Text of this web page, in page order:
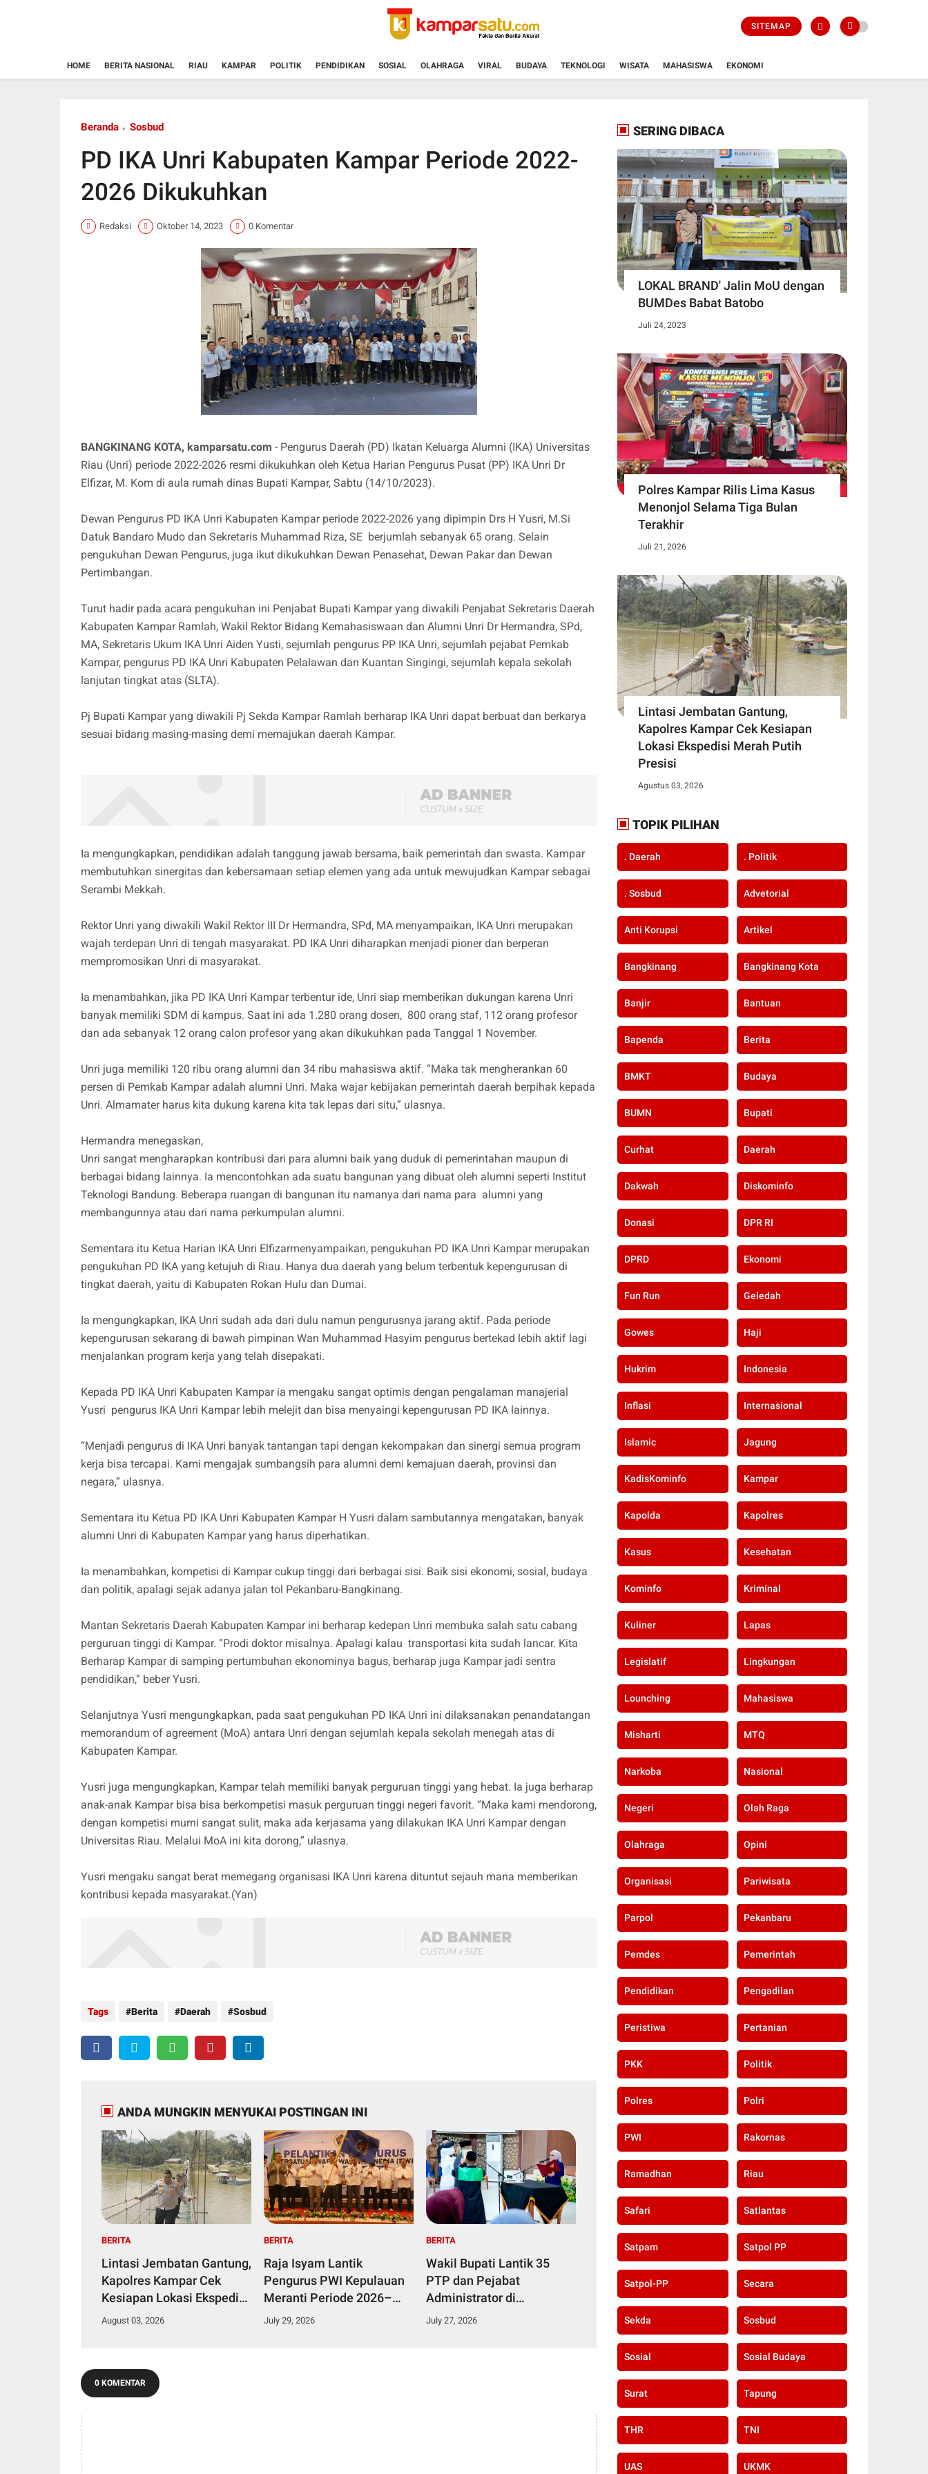
SITEMAP
HOME BERITA NASIONAL RIAU KAMPAR POLITIK PENDIDIKAN SOSIAL OLAHRAGA VIRAL BUDAYA TEKNOLOGI WISATA MAHASISWA EKONOMI
Beranda Sosbud
PD IKA Unri Kabupaten Kampar Periode 2022-
2026 Dikukuhkan
Redaksi Oktober 14, 2023 0 Komentar
BANGKINANG KOTA, kamparsatu.com - Pengurus Daerah (PD) Ikatan Keluarga Alumni (IKA) Universitas
Riau (Unri) periode 2022-2026 resmi dikukuhkan oleh Ketua Harian Pengurus Pusat (PP) IKA Unri Dr
Elfizar, M. Kom di aula rumah dinas Bupati Kampar, Sabtu (14/10/2023).
Dewan Pengurus PD IKA Unri Kabupaten Kampar periode 2022-2026 yang dipimpin Drs H Yusri, M.Si
Datuk Bandaro Mudo dan Sekretaris Muhammad Riza, SE berjumlah sebanyak 65 orang. Selain
pengukuhan Dewan Pengurus, juga ikut dikukuhkan Dewan Penasehat, Dewan Pakar dan Dewan
Pertimbangan.
Turut hadir pada acara pengukuhan ini Penjabat Bupati Kampar yang diwakili Penjabat Sekretaris Daerah
Kabupaten Kampar Ramlah, Wakil Rektor Bidang Kemahasiswaan dan Alumni Unri Dr Hermandra, SPd,
MA, Sekretaris Ukum IKA Unri Aiden Yusti, sejumlah pengurus PP IKA Unri, sejumlah pejabat Pemkab
Kampar, pengurus PD IKA Unri Kabupaten Pelalawan dan Kuantan Singingi, sejumlah kepala sekolah
lanjutan tingkat atas (SLTA).
Pj Bupati Kampar yang diwakili Pj Sekda Kampar Ramlah berharap IKA Unri dapat berbuat dan berkarya
sesuai bidang masing-masing demi memajukan daerah Kampar.
Ia mengungkapkan, pendidikan adalah tanggung jawab bersama, baik pemerintah dan swasta. Kampar
membutuhkan sinergitas dan kebersamaan setiap elemen yang ada untuk mewujudkan Kampar sebagai
Serambi Mekkah.
Rektor Unri yang diwakili Wakil Rektor III Dr Hermandra, SPd, MA menyampaikan, IKA Unri merupakan
wajah terdepan Unri di tengah masyarakat. PD IKA Unri diharapkan menjadi pioner dan berperan
mempromosikan Unri di masyarakat.
Ia menambahkan, jika PD IKA Unri Kampar terbentur ide, Unri siap memberikan dukungan karena Unri
banyak memiliki SDM di kampus. Saat ini ada 1.280 orang dosen, 800 orang staf, 112 orang profesor
dan ada sebanyak 12 orang calon profesor yang akan dikukuhkan pada Tanggal 1 November.
Unri juga memiliki 120 ribu orang alumni dan 34 ribu mahasiswa aktif. “Maka tak mengherankan 60
persen di Pemkab Kampar adalah alumni Unri. Maka wajar kebijakan pemerintah daerah berpihak kepada
Unri. Almamater harus kita dukung karena kita tak lepas dari situ,” ulasnya.
Hermandra menegaskan,
Unri sangat mengharapkan kontribusi dari para alumni baik yang duduk di pemerintahan maupun di
berbagai bidang lainnya. Ia mencontohkan ada suatu bangunan yang dibuat oleh alumni seperti Institut
Teknologi Bandung. Beberapa ruangan di bangunan itu namanya dari nama para alumni yang
membangunnya atau dari nama perkumpulan alumni.
Sementara itu Ketua Harian IKA Unri Elfizarmenyampaikan, pengukuhan PD IKA Unri Kampar merupakan
pengukuhan PD IKA yang ketujuh di Riau. Hanya dua daerah yang belum terbentuk kepengurusan di
tingkat daerah, yaitu di Kabupaten Rokan Hulu dan Dumai.
Ia mengungkapkan, IKA Unri sudah ada dari dulu namun pengurusnya jarang aktif. Pada periode
kepengurusan sekarang di bawah pimpinan Wan Muhammad Hasyim pengurus bertekad lebih aktif lagi
menjalankan program kerja yang telah disepakati.
Kepada PD IKA Unri Kabupaten Kampar ia mengaku sangat optimis dengan pengalaman manajerial
Yusri pengurus IKA Unri Kampar lebih melejit dan bisa menyaingi kepengurusan PD IKA lainnya.
“Menjadi pengurus di IKA Unri banyak tantangan tapi dengan kekompakan dan sinergi semua program
kerja bisa tercapai. Kami mengajak sumbangsih para alumni demi kemajuan daerah, provinsi dan
negara,” ulasnya.
Sementara itu Ketua PD IKA Unri Kabupaten Kampar H Yusri dalam sambutannya mengatakan, banyak
alumni Unri di Kabupaten Kampar yang harus diperhatikan.
Ia menambahkan, kompetisi di Kampar cukup tinggi dari berbagai sisi. Baik sisi ekonomi, sosial, budaya
dan politik, apalagi sejak adanya jalan tol Pekanbaru-Bangkinang.
Mantan Sekretaris Daerah Kabupaten Kampar ini berharap kedepan Unri membuka salah satu cabang
perguruan tinggi di Kampar. “Prodi doktor misalnya. Apalagi kalau transportasi kita sudah lancar. Kita
Berharap Kampar di samping pertumbuhan ekonominya bagus, berharap juga Kampar jadi sentra
pendidikan,” beber Yusri.
Selanjutnya Yusri mengungkapkan, pada saat pengukuhan PD IKA Unri ini dilaksanakan penandatangan
memorandum of agreement (MoA) antara Unri dengan sejumlah kepala sekolah menegah atas di
Kabupaten Kampar.
Yusri juga mengungkapkan, Kampar telah memiliki banyak perguruan tinggi yang hebat. Ia juga berharap
anak-anak Kampar bisa bisa berkompetisi masuk perguruan tinggi negeri favorit. “Maka kami mendorong,
dengan kompetisi murni sangat sulit, maka ada kerjasama yang dilakukan IKA Unri Kampar dengan
Universitas Riau. Melalui MoA ini kita dorong,” ulasnya.
Yusri mengaku sangat berat memegang organisasi IKA Unri karena dituntut sejauh mana memberikan
kontribusi kepada masyarakat.(Yan)
Tags Berita Daerah Sosbud
ANDA MUNGKIN MENYUKAI POSTINGAN INI
BERITA
Lintasi Jembatan Gantung,
Kapolres Kampar Cek
Kesiapan Lokasi Ekspedisi
Merah Putih Presisi
August 03, 2026
BERITA
Raja Isyam Lantik
Pengurus PWI Kepulauan
Meranti Periode 2026–
2029
July 29, 2026
BERITA
Wakil Bupati Lantik 35
PTP dan Pejabat
Administrator di
Lingkungan Pemkab
July 27, 2026
0 KOMENTAR
SERING DIBACA
LOKAL BRAND' Jalin MoU dengan
BUMDes Babat Batobo
Juli 24, 2023
Polres Kampar Rilis Lima Kasus
Menonjol Selama Tiga Bulan
Terakhir
Juli 21, 2026
Lintasi Jembatan Gantung,
Kapolres Kampar Cek Kesiapan
Lokasi Ekspedisi Merah Putih
Presisi
Agustus 03, 2026
TOPIK PILIHAN
. Daerah . Politik
. Sosbud Advetorial
Anti Korupsi Artikel
Bangkinang Bangkinang Kota
Banjir Bantuan
Bapenda Berita
BMKT Budaya
BUMN Bupati
Curhat Daerah
Dakwah Diskominfo
Donasi DPR RI
DPRD Ekonomi
Fun Run Geledah
Gowes Haji
Hukrim Indonesia
Inflasi Internasional
Islamic Jagung
KadisKominfo Kampar
Kapolda Kapolres
Kasus Kesehatan
Kominfo Kriminal
Kuliner Lapas
Legislatif Lingkungan
Lounching Mahasiswa
Misharti MTQ
Narkoba Nasional
Negeri Olah Raga
Olahraga Opini
Organisasi Pariwisata
Parpol Pekanbaru
Pemdes Pemerintah
Pendidikan Pengadilan
Peristiwa Pertanian
PKK Politik
Polres Polri
PWI Rakornas
Ramadhan Riau
Safari Satlantas
Satpam Satpol PP
Satpol-PP Secara
Sekda Sosbud
Sosial Sosial Budaya
Surat Tapung
THR TNI
UAS UKMK